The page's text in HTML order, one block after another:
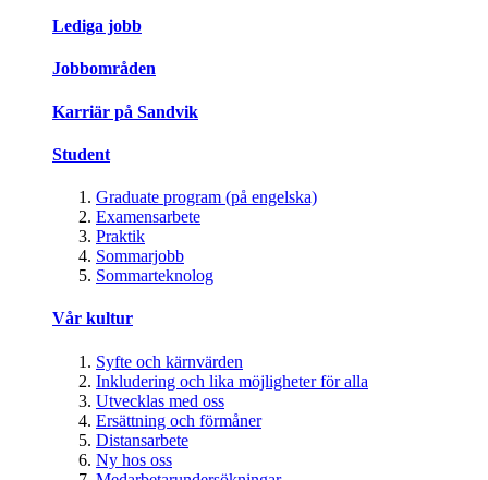
Lediga jobb
Jobbområden
Karriär på Sandvik
Student
Graduate program (på engelska)
Examensarbete
Praktik
Sommarjobb
Sommarteknolog
Vår kultur
Syfte och kärnvärden
Inkludering och lika möjligheter för alla
Utvecklas med oss
Ersättning och förmåner
Distansarbete
Ny hos oss